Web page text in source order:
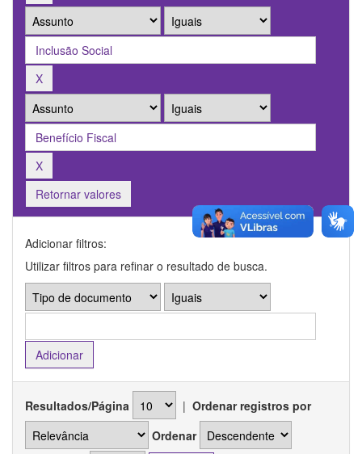
Retornar valores
Adicionar filtros:
Utilizar filtros para refinar o resultado de busca.
Resultados/Página | Ordenar registros por
Ordenar